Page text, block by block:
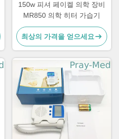
150w 피셔 페이켈 의학 장비
MR850 의학 히터 가습기
최상의 가격을 얻으세요